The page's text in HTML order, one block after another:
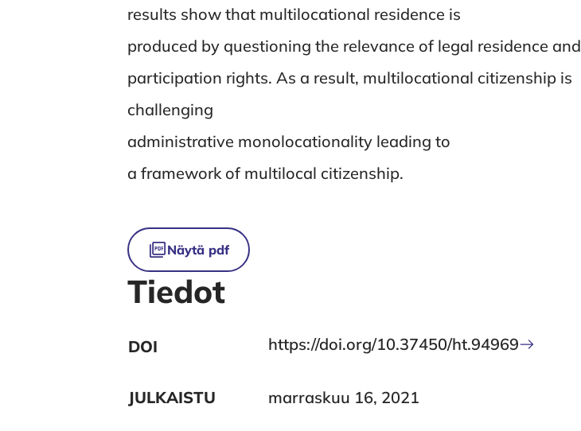
results show that multilocational residence is
produced by questioning the relevance of legal residence and
participation rights. As a result, multilocational citizenship is
challenging
administrative monolocationality leading to
a framework of multilocal citizenship.
Tiedostot
Näytä pdf
Tiedot
DOI https://doi.org/10.37450/ht.94969
JULKAISTU marraskuu 16, 2021